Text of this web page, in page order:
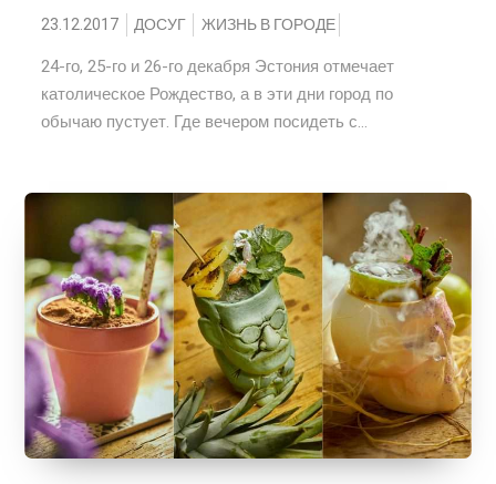
23.12.2017 ДОСУГ ЖИЗНЬ В ГОРОДЕ
24-го, 25-го и 26-го декабря Эстония отмечает
католическое Рождество, а в эти дни город по
обычаю пустует. Где вечером посидеть с...